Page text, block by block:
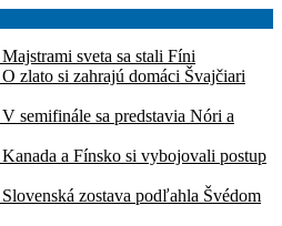
sveta sa stali Fíni
zlato si zahrajú domáci Švajčiari
semifinále sa predstavia Nóri a
a Fínsko si vybojovali postup
zostava podľahla Švédom